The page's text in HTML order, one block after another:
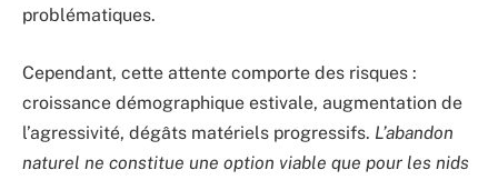
problématiques.
Cependant, cette attente comporte des risques :
croissance démographique estivale, augmentation de
l’agressivité, dégâts matériels progressifs. L’abandon
naturel ne constitue une option viable que pour les nids